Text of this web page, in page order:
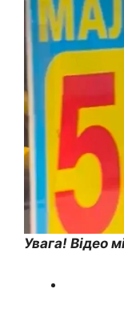
Увага! Відео